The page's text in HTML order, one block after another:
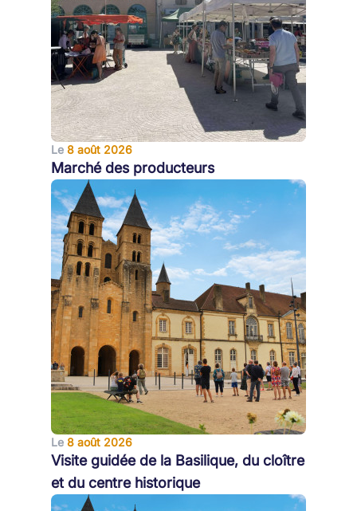
Le 8 août 2026
Marché des producteurs
Le 8 août 2026
Visite guidée de la Basilique, du cloître
et du centre historique